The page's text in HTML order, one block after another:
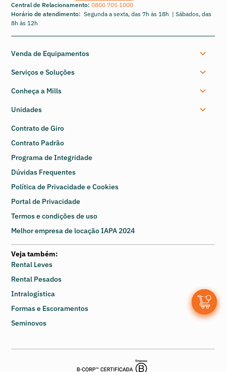
Central de Relacionamento:0800 705 1000
Horário de atendimento:Segunda a sexta, das 7h às 18h | Sábados, das
8h às 12h
Venda de Equipamentos
Serviços e Soluções
Conheça a Mills
Unidades
Contrato de Giro
Contrato Padrão
Programa de Integridade
Dúvidas Frequentes
Política de Privacidade e Cookies
Portal de Privacidade
Termos e condições de uso
Melhor empresa de locação IAPA 2024
Veja também:
Rental Leves
Rental Pesados
Intralogística
Formas e Escoramentos
Seminovos
0